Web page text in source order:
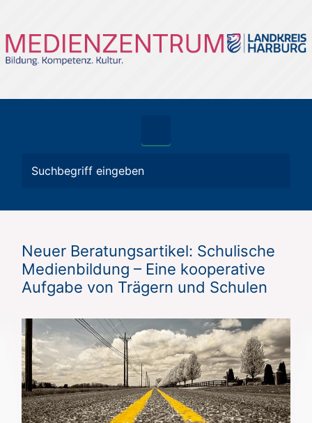
Neuer Beratungsartikel: Schulische
Medienbildung – Eine kooperative
Aufgabe von Trägern und Schulen